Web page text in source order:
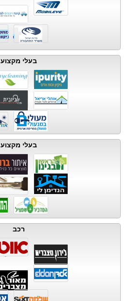
בעלי מקצוע
בעלי מקצוע
רכב